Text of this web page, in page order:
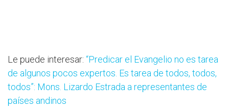
Le puede interesar: “Predicar el Evangelio no es tarea
de algunos pocos expertos. Es tarea de todos, todos,
todos”: Mons. Lizardo Estrada a representantes de
países andinos